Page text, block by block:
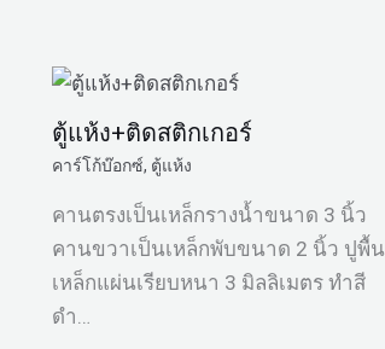
ตู้แห้ง+ติดสติกเกอร์
คาร์โก้บ๊อกซ์, ตู้แห้ง
คานตรงเป็นเหล็กรางน้ำขนาด 3 นิ้ว
คานขวาเป็นเหล็กพับขนาด 2 นิ้ว ปูพื้น
เหล็กแผ่นเรียบหนา 3 มิลลิเมตร ทำสี
ดำ…